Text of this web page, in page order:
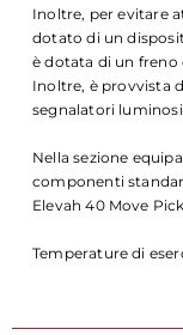
Inoltre, per evitare
dotato di un
è dotata di un
Inoltre, è provvista
segnalatori
Nella sezione
componenti
Elevah 40 Move
Temperature di